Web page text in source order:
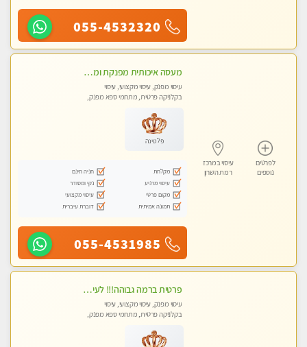
055-4532320
לפרטים
נוספים
עיסוי במרכז
רמת השרון
מעסה איכותית מפנקת ומקצועית לעיסוי חלומי ..... בהוד השרון
עיסוי מפנק, עיסוי מקצועי, עיסוי
בקלניקה פרטית, מתחמי ספא מפנק,
פלטינה
מקלחת
חניה חינם
עיסוי מרגיע
נקי ומסודר
מקום פרטי
עיסוי מקצועי
תמונה אמיתית
דוברת עיברית
055-4531985
פרטית ברמה גבוהה!!! לעיסוי מפנק vip מומלץ לרציניים בלבד!!ללא מין
עיסוי מפנק, עיסוי מקצועי, עיסוי
בקלניקה פרטית, מתחמי ספא מפנק,